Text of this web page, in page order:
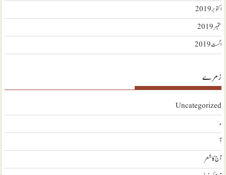
اکتوبر 2019
ستمبر 2019
اگست 2019
زمرے
Uncategorized
ء
آ
آج کا شعر